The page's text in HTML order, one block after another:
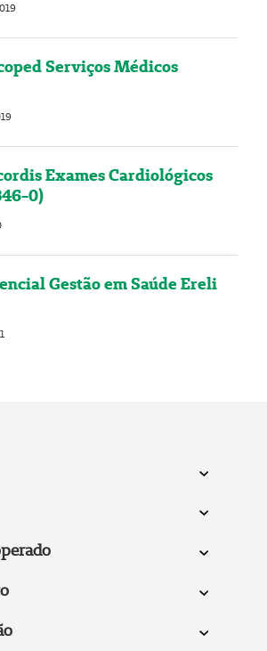
Serviços Médicos
Exames Cardiológicos
0)
Gestão em Saúde Ereli